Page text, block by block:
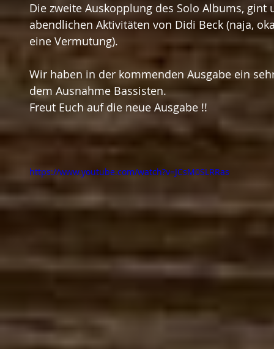
Die zweite Auskopplung des Solo Albums,
abendlichen Aktivitäten von Didi Beck (naja,
eine Vermutung).
Wir haben in der kommenden Ausgabe ein
dem Ausnahme Bassisten.
Freut Euch auf die neue Ausgabe !!
https://www.youtube.com/watch?v=JCsM0SLRRas